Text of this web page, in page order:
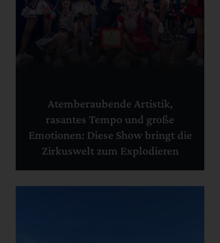
Atemberaubende Artistik,
rasantes Tempo und große
Emotionen: Diese Show bringt die
Zirkuswelt zum Explodieren